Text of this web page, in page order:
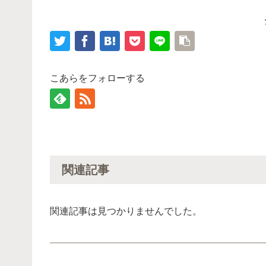
こあらをフォローする
関連記事
関連記事は見つかりませんでした。